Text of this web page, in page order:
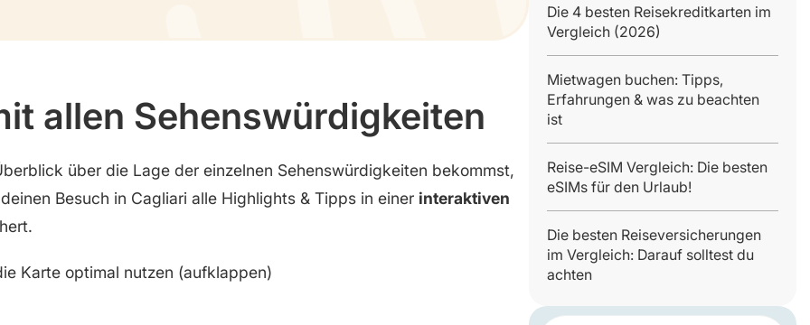
allen Sehenswürdigkeiten
über die Lage der einzelnen Sehenswürdigkeiten bekommst,
Besuch in Cagliari alle Highlights & Tipps in einer interaktiven
Karte optimal nutzen (aufklappen)
Die 4 besten Reisekreditkarten im
Vergleich (2026)
Mietwagen buchen: Tipps,
Erfahrungen & was zu beachten
ist
Reise-eSIM Vergleich: Die besten
eSIMs für den Urlaub!
Die besten Reiseversicherungen
im Vergleich: Darauf solltest du
achten